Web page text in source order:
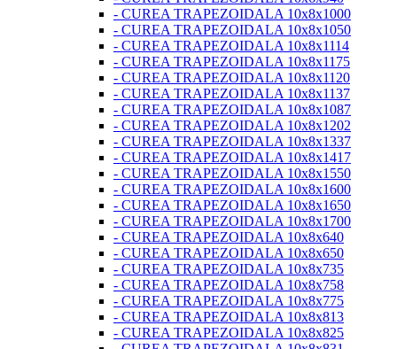
- CUREA TRAPEZOIDALA 10x8x1000
- CUREA TRAPEZOIDALA 10x8x1050
- CUREA TRAPEZOIDALA 10x8x1114
- CUREA TRAPEZOIDALA 10x8x1175
- CUREA TRAPEZOIDALA 10x8x1120
- CUREA TRAPEZOIDALA 10x8x1137
- CUREA TRAPEZOIDALA 10x8x1087
- CUREA TRAPEZOIDALA 10x8x1202
- CUREA TRAPEZOIDALA 10x8x1337
- CUREA TRAPEZOIDALA 10x8x1417
- CUREA TRAPEZOIDALA 10x8x1550
- CUREA TRAPEZOIDALA 10x8x1600
- CUREA TRAPEZOIDALA 10x8x1650
- CUREA TRAPEZOIDALA 10x8x1700
- CUREA TRAPEZOIDALA 10x8x640
- CUREA TRAPEZOIDALA 10x8x650
- CUREA TRAPEZOIDALA 10x8x735
- CUREA TRAPEZOIDALA 10x8x758
- CUREA TRAPEZOIDALA 10x8x775
- CUREA TRAPEZOIDALA 10x8x813
- CUREA TRAPEZOIDALA 10x8x825